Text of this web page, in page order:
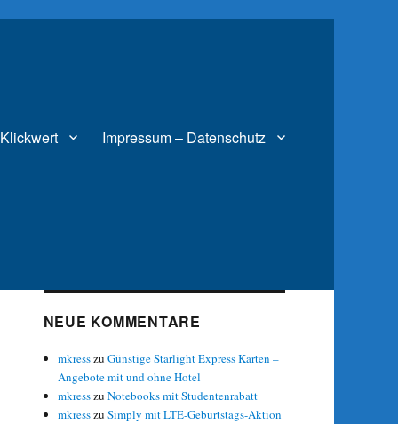
Klickwert Impressum – Datenschutz
NEUE KOMMENTARE
mkresszu Günstige Starlight Express Karten –
Angebote mit und ohne Hotel
mkresszu Notebooks mit Studentenrabatt
mkresszu Simply mit LTE-Geburtstags-Aktion